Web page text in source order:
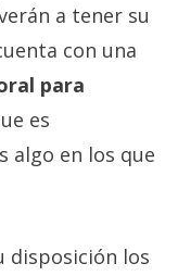
a tener su
con una
para
es
algo en los que
disposición los